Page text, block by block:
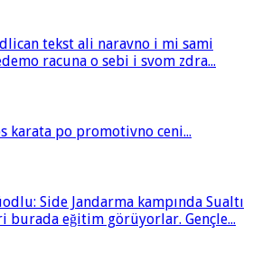
tekst ali naravno i mi sami
racuna o sebi i svom zdra...
karata po promotivno ceni...
Side Jandarma kampında Sualtı
burada eğitim görüyorlar. Gençle...